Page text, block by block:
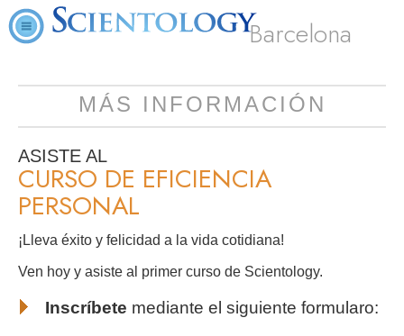
Barcelona
MÁS INFORMACIÓN
ASISTE AL
CURSO DE EFICIENCIA
PERSONAL
¡Lleva éxito y felicidad a la vida cotidiana!
Ven hoy y asiste al primer curso de Scientology.
Inscríbete mediante el siguiente formularo: